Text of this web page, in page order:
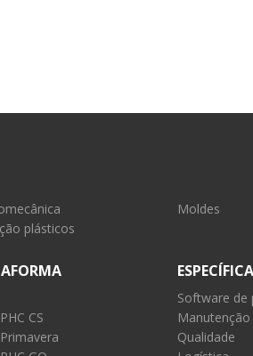
Moldes
plásticos
CS
Software de
Manutenção
Qualidade